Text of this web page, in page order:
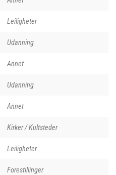
Leiligheter
Udanning
Annet
Udanning
Annet
Kirker / Kultsteder
Leiligheter
Forestillinger